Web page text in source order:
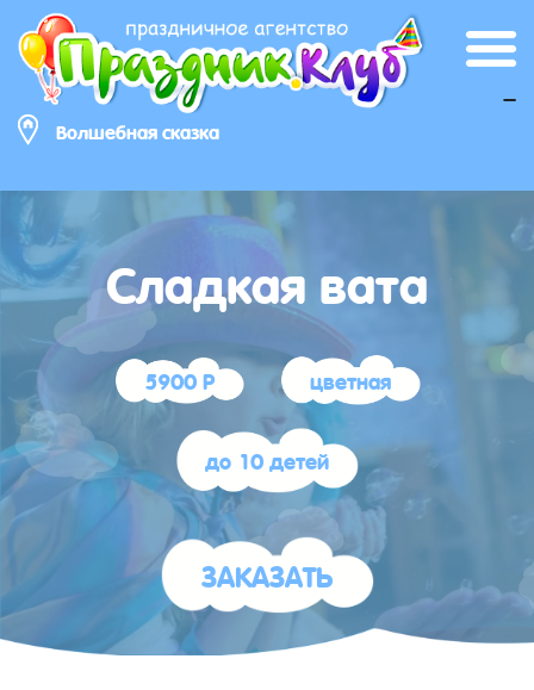
Волшебная сказка
_
Сладкая вата
5900 Р
цветная
до 10 детей
ЗАКАЗАТЬ